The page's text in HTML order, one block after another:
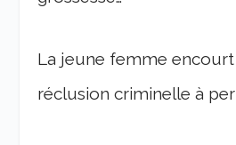
La jeune femme
réclusion criminelle à